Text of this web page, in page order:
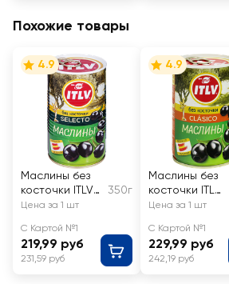
Похожие товары
4.9
Маслины без
косточки ITLV
Selecto
350г
Цена за 1 шт
С Картой №1
219,99 руб
231,59 руб
4.9
Маслины без
косточки ITLV
Clasico
Цена за 1 шт
С Картой №1
229,99 руб
242,19 руб